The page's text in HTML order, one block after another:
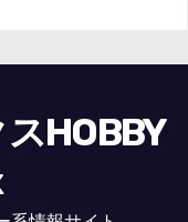
HOBBY